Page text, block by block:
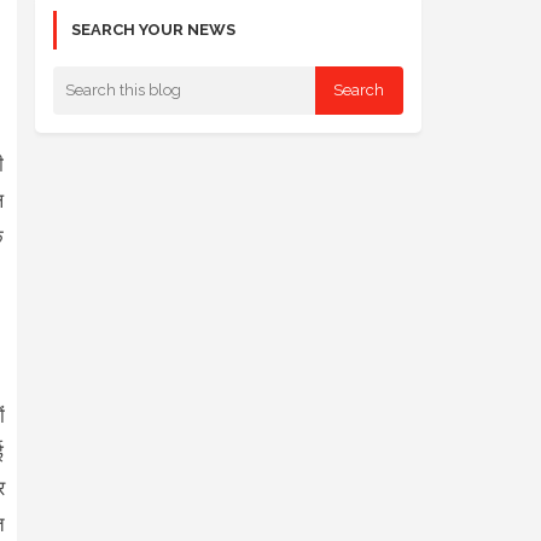
SEARCH YOUR NEWS